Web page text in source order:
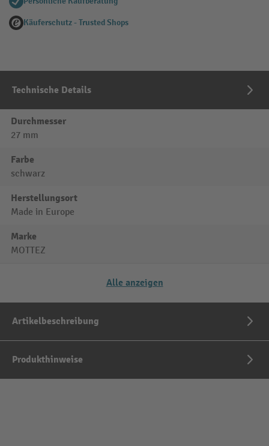
Käuferschutz - Trusted Shops
Technische Details
Durchmesser
27 mm
Farbe
schwarz
Herstellungsort
Made in Europe
Marke
MOTTEZ
Alle anzeigen
Artikelbeschreibung
Produkthinweise